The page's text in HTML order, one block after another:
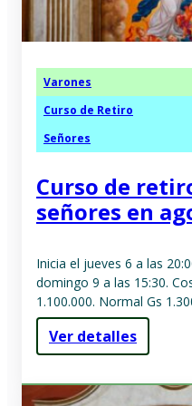
Varones
Curso de Retiro
Señores
Curso de
señores en
Inicia el jueves 6 a las
domingo 9 a las 15:30.
1.100.000. Normal Gs
Ver detalles